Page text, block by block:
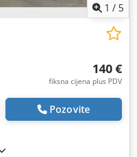
1 / 5
140 €
fiksna cijena plus PDV
Pozovite